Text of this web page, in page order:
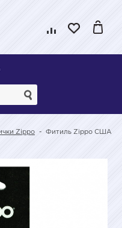
Zippo - Фитиль Zippo США